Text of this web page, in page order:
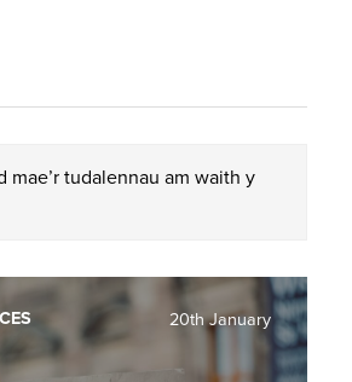
tudalennau am waith y
20th January